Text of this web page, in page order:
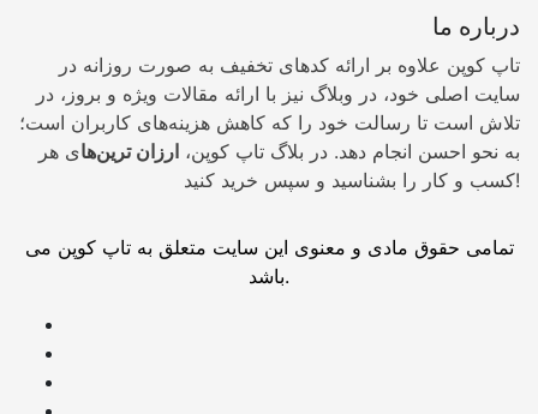
درباره ما
تاپ کوپن علاوه بر ارائه کدهای تخفیف به صورت روزانه در
سایت اصلی خود، در وبلاگ نیز با ارائه مقالات ویژه و بروز، در
تلاش است تا رسالت خود را که کاهش هزینه‌های کاربران است؛
به نحو احسن انجام دهد. در بلاگ تاپ کوپن، ارزان ترین‌های هر
کسب و کار را بشناسید و سپس خرید کنید!
تمامی حقوق مادی و معنوی این سایت متعلق به تاپ کوپن می
باشد.